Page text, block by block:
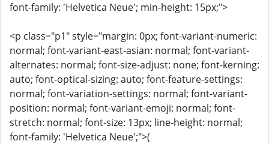
font-family: 'Helvetica Neue'; min-height: 15px;">
<p class="p1" style="margin: 0px; font-variant-numeric:
normal; font-variant-east-asian: normal; font-variant-
alternates: normal; font-size-adjust: none; font-kerning:
auto; font-optical-sizing: auto; font-feature-settings:
normal; font-variation-settings: normal; font-variant-
position: normal; font-variant-emoji: normal; font-
stretch: normal; font-size: 13px; line-height: normal;
font-family: 'Helvetica Neue';">(